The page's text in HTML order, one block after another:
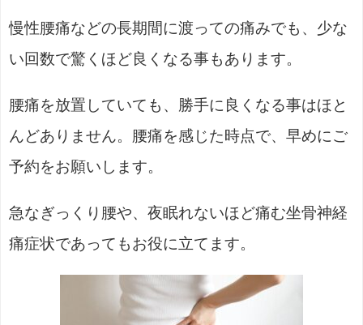
慢性腰痛などの長期間に渡っての痛みでも、少な
い回数で驚くほど良くなる事もあります。
腰痛を放置していても、勝手に良くなる事はほと
んどありません。腰痛を感じた時点で、早めにご
予約をお願いします。
急なぎっくり腰や、夜眠れないほど痛む坐骨神経
痛症状であってもお役に立てます。